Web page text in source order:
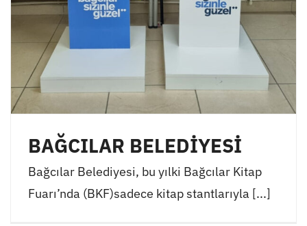
BAĞCILAR BELEDİYESİ
Bağcılar Belediyesi, bu yılki Bağcılar Kitap
Fuarı’nda (BKF)sadece kitap stantlarıyla [...]